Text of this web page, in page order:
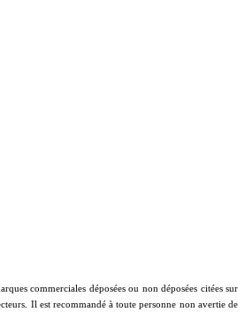
commerciales déposées ou non déposées citées sur
Il est recommandé à toute personne non avertie de